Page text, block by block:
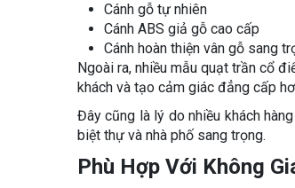
Cánh gỗ tự nhiên
Cánh ABS giả gỗ cao cấp
Cánh hoàn thiện vân gỗ sang
Ngoài ra, nhiều mẫu quạt trần cổ
khách và tạo cảm giác đẳng cấp
Đây cũng là lý do nhiều khách
biệt thự và nhà phố sang trọng.
Phù Hợp Với Không